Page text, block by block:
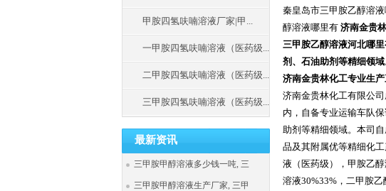
甲胺四氢呋喃溶液厂家|甲...
一甲胺四氢呋喃溶液（医药级...
二甲胺四氢呋喃溶液（医药级...
三甲胺四氢呋喃溶液（医药级...
最新资讯
三甲胺甲醇溶液多少钱一吨, 三
三甲胺甲醇溶液生产厂家, 三甲
秦皇岛市三甲胺乙醇溶
醇溶液哪里有 济南金贵
三甲胺乙醇溶液河北哪
剂、石油助剂等精细领域
济南金贵林化工专业生
济南金贵林化工有限公
内，自备专业运输车队
助剂等精细领域。本司
品及其附属优等精细化
液（医药级），甲胺乙
溶液30%33%，二甲胺